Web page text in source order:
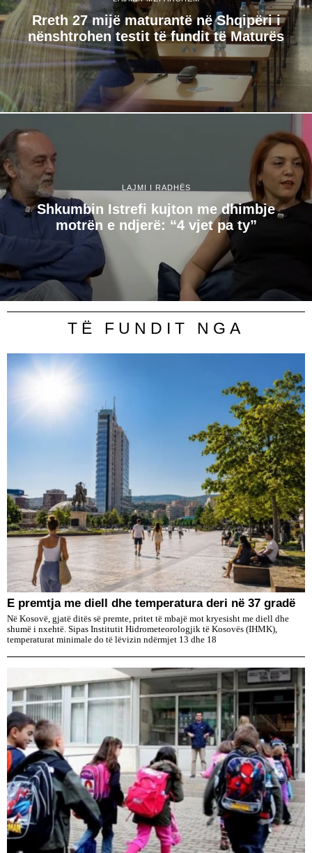
Rreth 27 mijë maturantë në Shqipëri i
nënshtrohen testit të fundit të Maturës
LAJMI I RADHËS
Shkumbin Istrefi kujton me dhimbje
motrën e ndjerë: “4 vjet pa ty”
TË FUNDIT NGA
E premtja me diell dhe temperatura deri në 37 gradë
Në Kosovë, gjatë ditës së premte, pritet të mbajë mot kryesisht me diell dhe
shumë i nxehtë. Sipas Institutit Hidrometeorologjik të Kosovës (IHMK),
temperaturat minimale do të lëvizin ndërmjet 13 dhe 18